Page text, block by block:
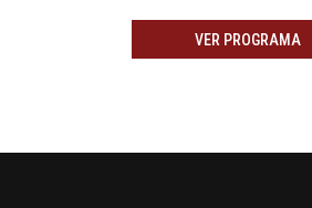
VER PROGRAMA